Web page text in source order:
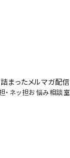
まったメルマガ配信
・ ネッ担お悩み相談室